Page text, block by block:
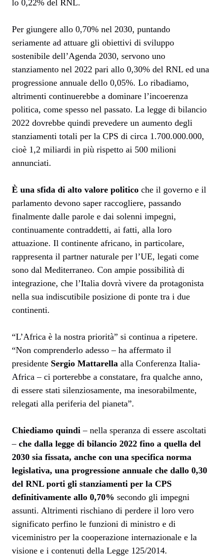
lo 0,22% del RNL.
Per giungere allo 0,70% nel 2030, puntando
seriamente ad attuare gli obiettivi di sviluppo
sostenibile dell’Agenda 2030, servono uno
stanziamento nel 2022 pari allo 0,30% del RNL ed una
progressione annuale dello 0,05%. Lo ribadiamo,
altrimenti continuerebbe a dominare l’incoerenza
politica, come spesso nel passato. La legge di bilancio
2022 dovrebbe quindi prevedere un aumento degli
stanziamenti totali per la CPS di circa 1.700.000.000,
cioè 1,2 miliardi in più rispetto ai 500 milioni
annunciati.
È una sfida di alto valore politico che il governo e il
parlamento devono saper raccogliere, passando
finalmente dalle parole e dai solenni impegni,
continuamente contraddetti, ai fatti, alla loro
attuazione. Il continente africano, in particolare,
rappresenta il partner naturale per l’UE, legati come
sono dal Mediterraneo. Con ampie possibilità di
integrazione, che l’Italia dovrà vivere da protagonista
nella sua indiscutibile posizione di ponte tra i due
continenti.
“L’Africa è la nostra priorità” si continua a ripetere.
“Non comprenderlo adesso – ha affermato il
presidente Sergio Mattarella alla Conferenza Italia-
Africa – ci porterebbe a constatare, fra qualche anno,
di essere stati silenziosamente, ma inesorabilmente,
relegati alla periferia del pianeta”.
Chiediamo quindi– nella speranza di essere ascoltati
– che dalla legge di bilancio 2022 fino a quella del
2030 sia fissata, anche con una specifica norma
legislativa, una progressione annuale che dallo 0,30
del RNL porti gli stanziamenti per la CPS
definitivamente allo 0,70% secondo gli impegni
assunti. Altrimenti rischiano di perdere il loro vero
significato perfino le funzioni di ministro e di
viceministro per la cooperazione internazionale e la
visione e i contenuti della Legge 125/2014.